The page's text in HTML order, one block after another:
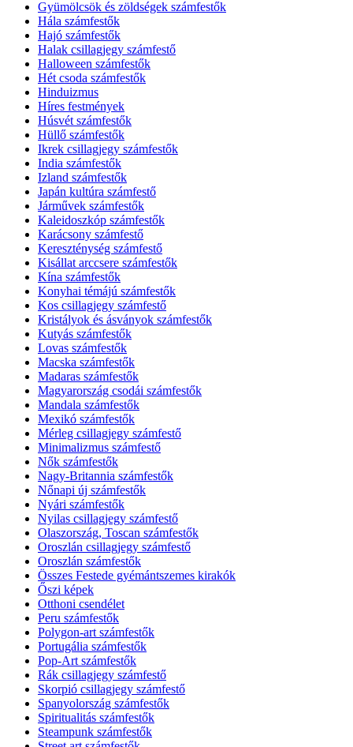
Gyümölcsök és zöldségek számfestők
Hála számfestők
Hajó számfestők
Halak csillagjegy számfestő
Halloween számfestők
Hét csoda számfestők
Hinduizmus
Híres festmények
Húsvét számfestők
Hüllő számfestők
Ikrek csillagjegy számfestők
India számfestők
Izland számfestők
Japán kultúra számfestő
Járművek számfestők
Kaleidoszkóp számfestők
Karácsony számfestő
Kereszténység számfestő
Kisállat arccsere számfestők
Kína számfestők
Konyhai témájú számfestők
Kos csillagjegy számfestő
Kristályok és ásványok számfestők
Kutyás számfestők
Lovas számfestők
Macska számfestők
Madaras számfestők
Magyarország csodái számfestők
Mandala számfestők
Mexikó számfestők
Mérleg csillagjegy számfestő
Minimalizmus számfestő
Nők számfestők
Nagy-Britannia számfestők
Nőnapi új számfestők
Nyári számfestők
Nyilas csillagjegy számfestő
Olaszország, Toscan számfestők
Oroszlán csillagjegy számfestő
Oroszlán számfestők
Összes Festede gyémántszemes kirakók
Őszi képek
Otthoni csendélet
Peru számfestők
Polygon-art számfestők
Portugália számfestők
Pop-Art számfestők
Rák csillagjegy számfestő
Skorpió csillagjegy számfestő
Spanyolország számfestők
Spiritualitás számfestők
Steampunk számfestők